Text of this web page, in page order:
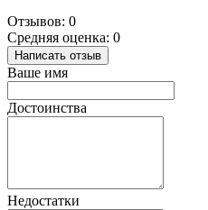
Отзывов: 0
Средняя оценка: 0
Написать отзыв
Ваше имя
Достоинства
Недостатки